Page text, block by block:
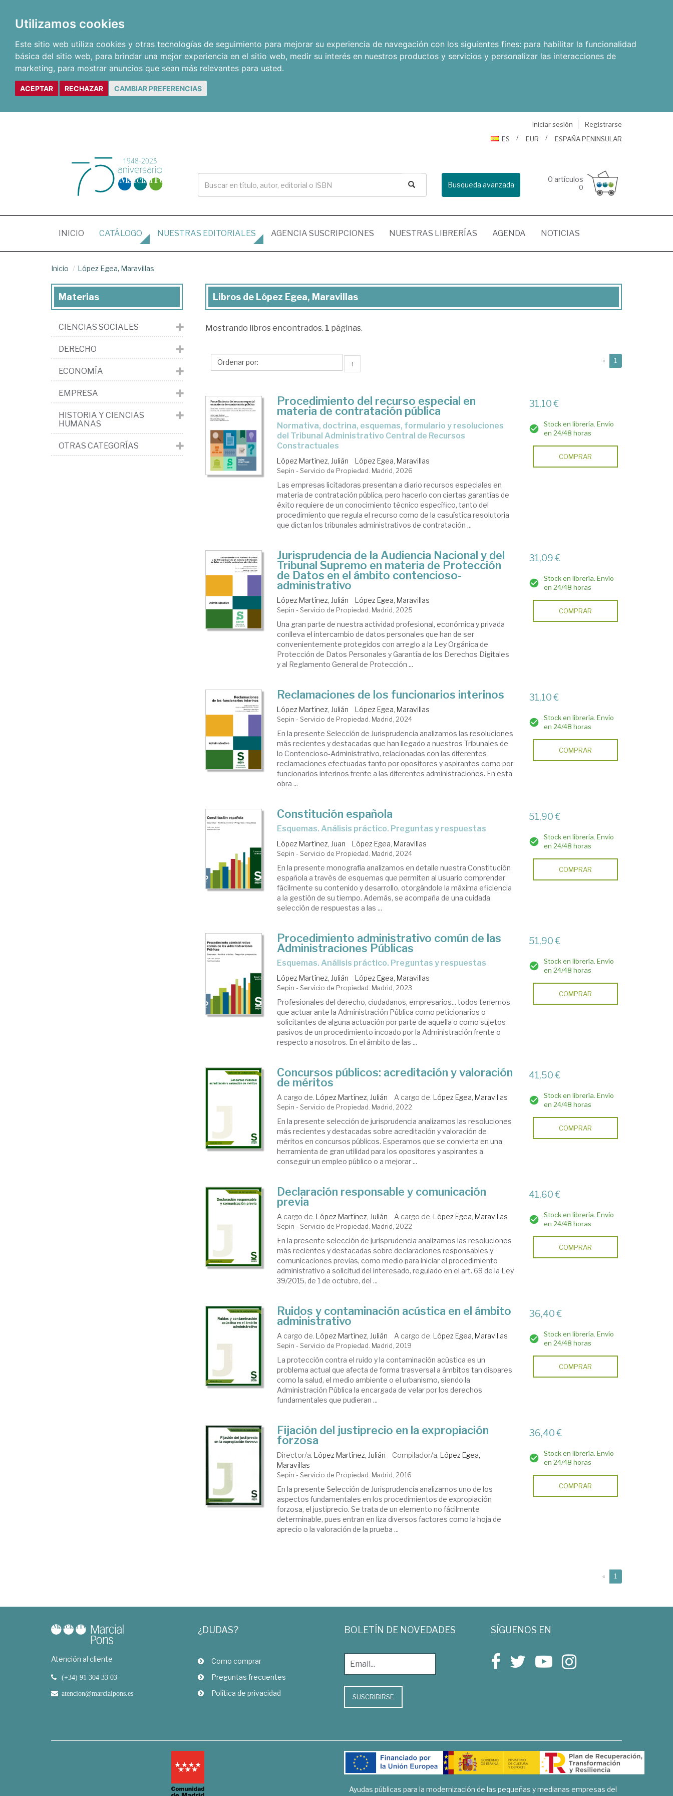
Utilizamos cookies
Este sitio web utiliza cookies y otras tecnologías de seguimiento para mejorar su experiencia de navegación con los siguientes fines: para habilitar la funcionalidad
básica del sitio web, para brindar una mejor experiencia en el sitio web, medir su interés en nuestros productos y servicios y personalizar las interacciones de
marketing, para mostrar anuncios que sean más relevantes para usted.
ACEPTAR RECHAZAR CAMBIAR PREFERENCIAS
Iniciar sesión
Registrarse
ES
EUR ESPAÑA PENINSULAR
Busqueda avanzada
0 artículos
0
INICIO (CURRENT)
CATÁLOGO NUESTRAS EDITORIALES AGENCIA SUSCRIPCIONES NUESTRAS LIBRERÍAS AGENDA NOTICIAS
Inicio López Egea, Maravillas
Libros
López
Maravillas
Libros de López Egea, Maravillas
Mostrando libros encontrados. 1 páginas.
↑ « 1
Procedimiento del recurso especial en
materia de contratación pública
Normativa, doctrina, esquemas, formulario y resoluciones
del Tribunal Administrativo Central de Recursos
Constractuales
López Martínez, Julián López Egea, Maravillas
Sepin - Servicio de Propiedad. Madrid, 2026
Las empresas licitadoras presentan a diario recursos especiales en
materia de contratación pública, pero hacerlo con ciertas garantías de
éxito requiere de un conocimiento técnico específico, tanto del
procedimiento que regula el recurso como de la casuística resolutoria
que dictan los tribunales administrativos de contratación ...
31,10 €
Stock en librería. Envío
en 24/48 horas
COMPRAR
Jurisprudencia de la Audiencia Nacional y del
Tribunal Supremo en materia de Protección
de Datos en el ámbito contencioso-
administrativo
López Martínez, Julián López Egea, Maravillas
Sepin - Servicio de Propiedad. Madrid, 2025
Una gran parte de nuestra actividad profesional, económica y privada
conlleva el intercambio de datos personales que han de ser
convenientemente protegidos con arreglo a la Ley Orgánica de
Protección de Datos Personales y Garantía de los Derechos Digitales
y al Reglamento General de Protección ...
31,09 €
Stock en librería. Envío
en 24/48 horas
COMPRAR
Reclamaciones de los funcionarios interinos
López Martínez, Julián López Egea, Maravillas
Sepin - Servicio de Propiedad. Madrid, 2024
En la presente Selección de Jurisprudencia analizamos las resoluciones
más recientes y destacadas que han llegado a nuestros Tribunales de
lo Contencioso-Administrativo, relacionadas con las diferentes
reclamaciones efectuadas tanto por opositores y aspirantes como por
funcionarios interinos frente a las diferentes administraciones. En esta
obra ...
31,10 €
Stock en librería. Envío
en 24/48 horas
COMPRAR
Constitución española
Esquemas. Análisis práctico. Preguntas y respuestas
López Martínez, Juan López Egea, Maravillas
Sepin - Servicio de Propiedad. Madrid, 2024
En la presente monografía analizamos en detalle nuestra Constitución
española a través de esquemas que permiten al usuario comprender
fácilmente su contenido y desarrollo, otorgándole la máxima eficiencia
a la gestión de su tiempo. Además, se acompaña de una cuidada
selección de respuestas a las ...
51,90 €
Stock en librería. Envío
en 24/48 horas
COMPRAR
Procedimiento administrativo común de las
Administraciones Públicas
Esquemas. Análisis práctico. Preguntas y respuestas
López Martínez, Julián López Egea, Maravillas
Sepin - Servicio de Propiedad. Madrid, 2023
Profesionales del derecho, ciudadanos, empresarios... todos tenemos
que actuar ante la Administración Pública como peticionarios o
solicitantes de alguna actuación por parte de aquella o como sujetos
pasivos de un procedimiento incoado por la Administración frente o
respecto a nosotros. En el ámbito de las ...
51,90 €
Stock en librería. Envío
en 24/48 horas
COMPRAR
Concursos públicos: acreditación y valoración
de méritos
A cargo de. López Martínez, Julián A cargo de. López Egea, Maravillas
Sepin - Servicio de Propiedad. Madrid, 2022
En la presente selección de jurisprudencia analizamos las resoluciones
más recientes y destacadas sobre acreditación y valoración de
méritos en concursos públicos. Esperamos que se convierta en una
herramienta de gran utilidad para los opositores y aspirantes a
conseguir un empleo público o a mejorar ...
41,50 €
Stock en librería. Envío
en 24/48 horas
COMPRAR
Declaración responsable y comunicación
previa
A cargo de. López Martínez, Julián A cargo de. López Egea, Maravillas
Sepin - Servicio de Propiedad. Madrid, 2022
En la presente selección de jurisprudencia analizamos las resoluciones
más recientes y destacadas sobre declaraciones responsables y
comunicaciones previas, como medio para iniciar el procedimiento
administrativo a solicitud del interesado, regulado en el art. 69 de la Ley
39/2015, de 1 de octubre, del ...
41,60 €
Stock en librería. Envío
en 24/48 horas
COMPRAR
Ruidos y contaminación acústica en el ámbito
administrativo
A cargo de. López Martínez, Julián A cargo de. López Egea, Maravillas
Sepin - Servicio de Propiedad. Madrid, 2019
La protección contra el ruido y la contaminación acústica es un
problema actual que afecta de forma trasversal a ámbitos tan dispares
como la salud, el medio ambiente o el urbanismo, siendo la
Administración Pública la encargada de velar por los derechos
fundamentales que pudieran ...
36,40 €
Stock en librería. Envío
en 24/48 horas
COMPRAR
Fijación del justiprecio en la expropiación
forzosa
Director/a. López Martínez, Julián Compilador/a. López Egea,
Maravillas
Sepin - Servicio de Propiedad. Madrid, 2016
En la presente Selección de Jurisprudencia analizamos uno de los
aspectos fundamentales en los procedimientos de expropiación
forzosa, el justiprecio. Se trata de un elemento no fácilmente
determinable, pues entran en liza diversos factores como la hoja de
aprecio o la valoración de la prueba ...
36,40 €
Stock en librería. Envío
en 24/48 horas
COMPRAR
« 1
Materias
CIENCIAS SOCIALES
DERECHO
ECONOMÍA
EMPRESA
HISTORIA Y CIENCIAS
HUMANAS
OTRAS CATEGORÍAS
Atención al cliente
(+34) 91 304 33 03
atencion@marcialpons.es
¿DUDAS?
Como comprar
Preguntas frecuentes
Política de privacidad
BOLETÍN DE NOVEDADES
SUSCRIBIRSE
SÍGUENOS EN
Ayudas públicas para la modernización de las pequeñas y medianas empresas del